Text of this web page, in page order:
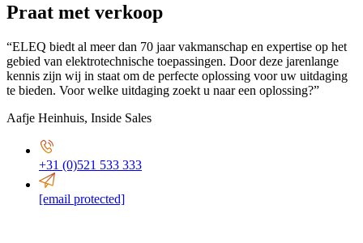
Praat met verkoop
“ELEQ biedt al meer dan 70 jaar vakmanschap en expertise op het
gebied van elektrotechnische toepassingen. Door deze jarenlange
kennis zijn wij in staat om de perfecte oplossing voor uw uitdaging
te bieden. Voor welke uitdaging zoekt u naar een oplossing?”
Aafje Heinhuis, Inside Sales
+31 (0)521 533 333
[email protected]